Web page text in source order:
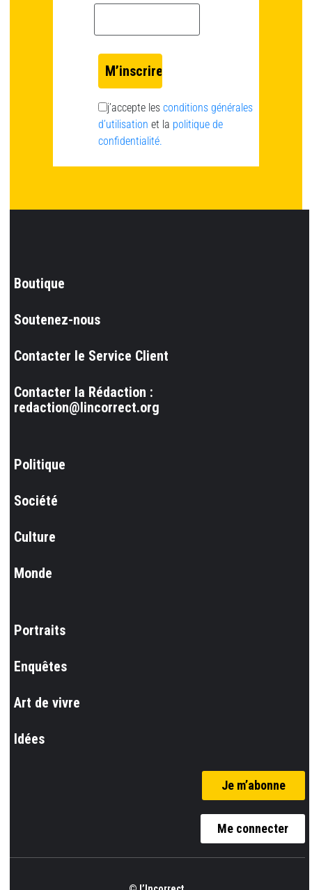
j’accepte les conditions générales
d’utilisation et la politique de
confidentialité.
Boutique
Soutenez-nous
Contacter le Service Client
Contacter la Rédaction :
redaction@lincorrect.org
Politique
Société
Culture
Monde
Portraits
Enquêtes
Art de vivre
Idées
Je m’abonne
Me connecter